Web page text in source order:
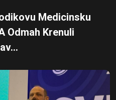
Medicinsku
Odmah Krenuli